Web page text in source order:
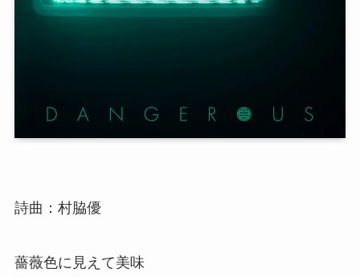
詩曲：村脇優
薔薇色に見えて美味